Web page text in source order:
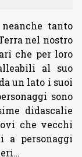
tanto
nel nostro
che per loro
al suo
un lato i suoi
sono
didascalie
che vecchi
a personaggi